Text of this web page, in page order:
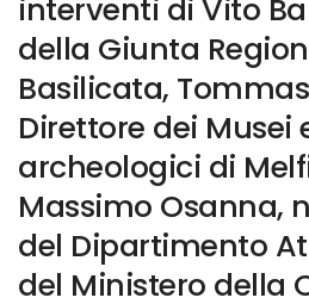
interventi di Vito
della Giunta
Basilicata,
Direttore dei Musei
archeologici di
Massimo Osanna,
del Dipartimento
del Ministero della